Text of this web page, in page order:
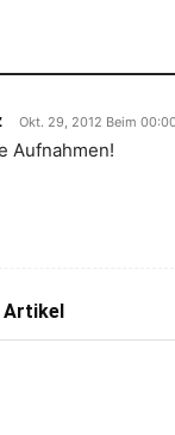
Okt. 29, 2012 Beim 00:00
Aufnahmen!
Artikel